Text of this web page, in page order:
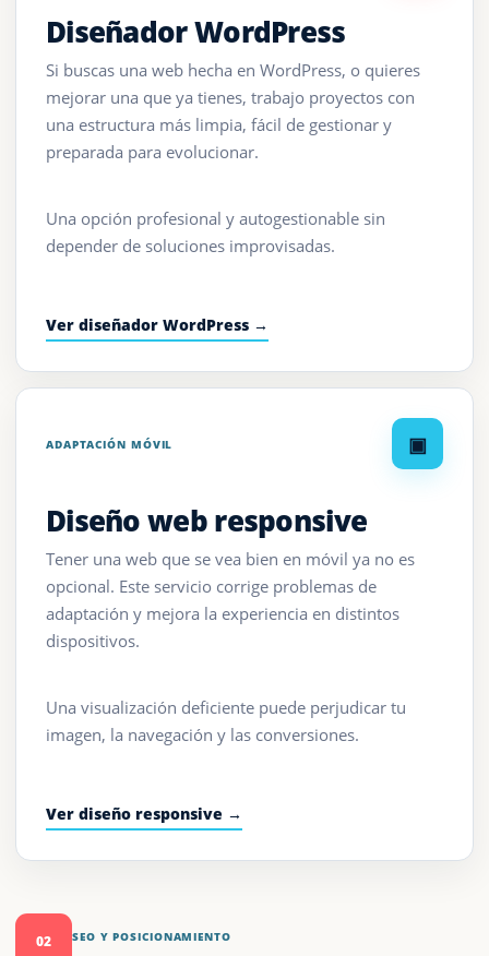
Diseñador WordPress
Si buscas una web hecha en WordPress, o quieres
mejorar una que ya tienes, trabajo proyectos con
una estructura más limpia, fácil de gestionar y
preparada para evolucionar.
Una opción profesional y autogestionable sin
depender de soluciones improvisadas.
Ver diseñador WordPress →
ADAPTACIÓN MÓVIL ▣
Diseño web responsive
Tener una web que se vea bien en móvil ya no es
opcional. Este servicio corrige problemas de
adaptación y mejora la experiencia en distintos
dispositivos.
Una visualización deficiente puede perjudicar tu
imagen, la navegación y las conversiones.
Ver diseño responsive →
02 SEO Y POSICIONAMIENTO